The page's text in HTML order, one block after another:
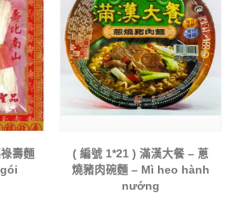
壽麵
( 編號 1*21 ) 滿漢大餐 – 蔥
燒豬肉碗麵 – Mì heo hành
nướng